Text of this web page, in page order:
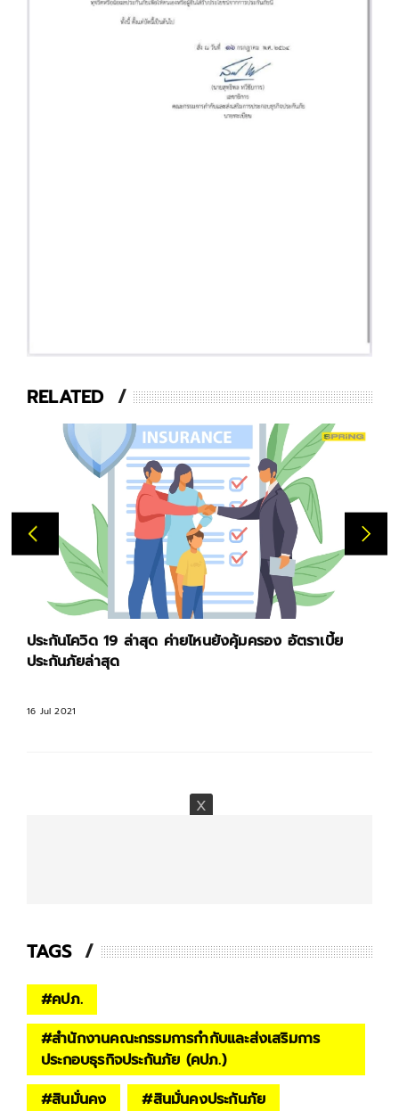
RELATED
ประกันโควิด 19 ล่าสุด ค่ายไหนยังคุ้มครอง อัตราเบี้ย
ประกันภัยล่าสุด
16 Jul 2021
TAGS
#คปภ.
#สำนักงานคณะกรรมการกำกับและส่งเสริมการ
ประกอบธุรกิจประกันภัย (คปภ.)
#สินมั่นคง #สินมั่นคงประกันภัย